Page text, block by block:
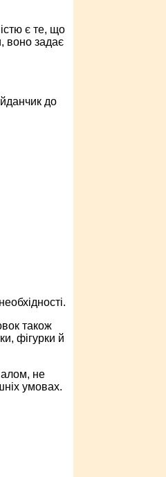
є те, що
воно задає
до
також
фігурки й
не
умовах.